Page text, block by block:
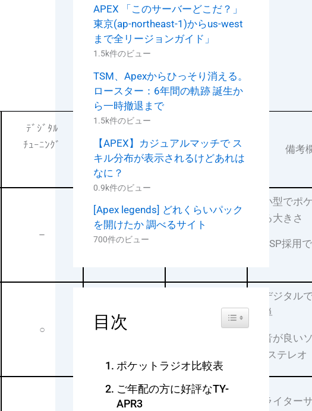
ﾃﾞｼﾞﾀﾙ
ﾁｭｰﾆﾝｸﾞ
重量 電池持続 備考
– 59 g
FM
・小型でポ
入る大きさ
・DSP採用
○ 58.5g
・デジタル
簡単
・音が良い
FMステレオ
・ライター
APEX 「このサーバーどこだ？」
東京(ap-northeast-1)からus-west
まで全リージョンガイド」
1.5k件のビュー
TSM、Apexからひっそり消える。
ロースター：6年間の軌跡 誕生か
ら一時撤退まで
1.5k件のビュー
【APEX】カジュアルマッチで ス
キル分布が表示されるけどあれは
なに？
0.9k件のビュー
[Apex legends] どれくらいパック
を開けたか 調べるサイト
700件のビュー
目次 Toggle Table of Content
ポケットラジオ比較表
ご年配の方に好評なTY-
APR3